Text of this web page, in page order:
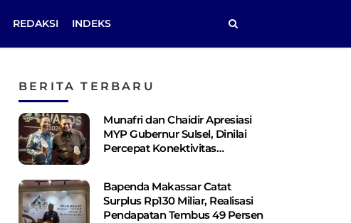
REDAKSI INDEKS
BERITA TERBARU
Munafri dan Chaidir Apresiasi
MYP Gubernur Sulsel, Dinilai
Percepat Konektivitas
Bapenda Makassar Catat
Surplus Rp130 ​​Miliar, Realisasi
Pendapatan Tembus 49 Persen